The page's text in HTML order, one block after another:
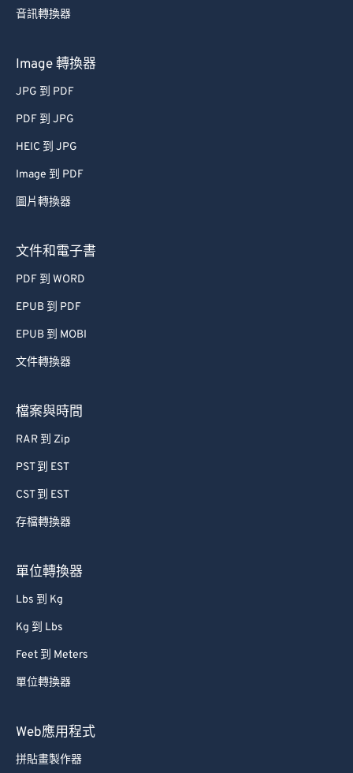
音訊轉換器
Image 轉換器
JPG 到 PDF
PDF 到 JPG
HEIC 到 JPG
Image 到 PDF
圖片轉換器
文件和電子書
PDF 到 WORD
EPUB 到 PDF
EPUB 到 MOBI
文件轉換器
檔案與時間
RAR 到 Zip
PST 到 EST
CST 到 EST
存檔轉換器
單位轉換器
Lbs 到 Kg
Kg 到 Lbs
Feet 到 Meters
單位轉換器
Web應用程式
拼貼畫製作器